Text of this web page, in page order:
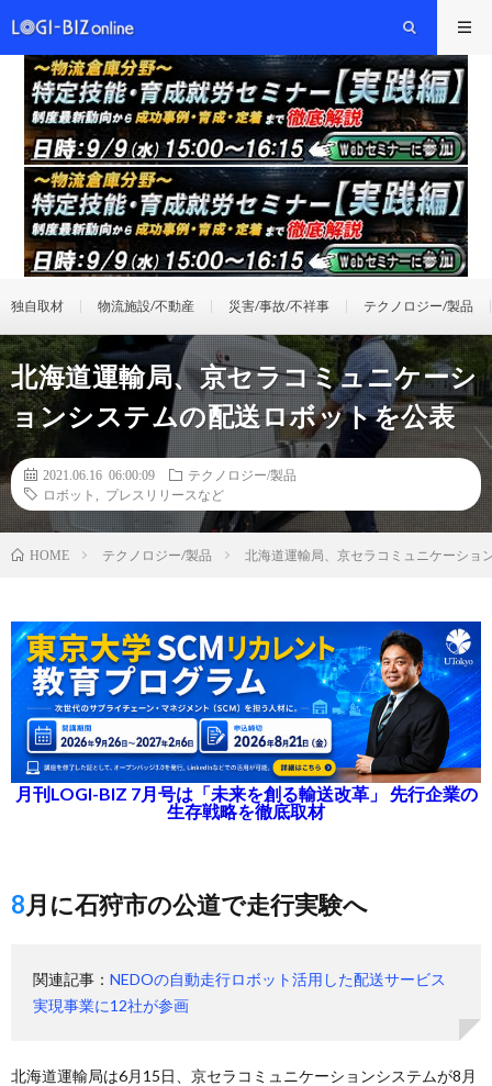
独自取材 物流施設/不動産 災害/事故/不祥事 テクノロジー/製品
北海道運輸局、京セラコミュニケーシ
ョンシステムの配送ロボットを公表
2021.06.16 06:00:09
テクノロジー/製品
ロボット
プレスリリースなど
HOME テクノロジー/製品 北海道運輸局、京セラコミュニケーショ
月刊LOGI-BIZ 7月号は「未来を創る輸送改革」 先行企業の
生存戦略を徹底取材
8月に石狩市の公道で走行実験へ
関連記事： NEDOの自動走行ロボット活用した配送サービス
実現事業に12社が参画
北海道運輸局は6月15日、京セラコミュニケーションシステムが8月